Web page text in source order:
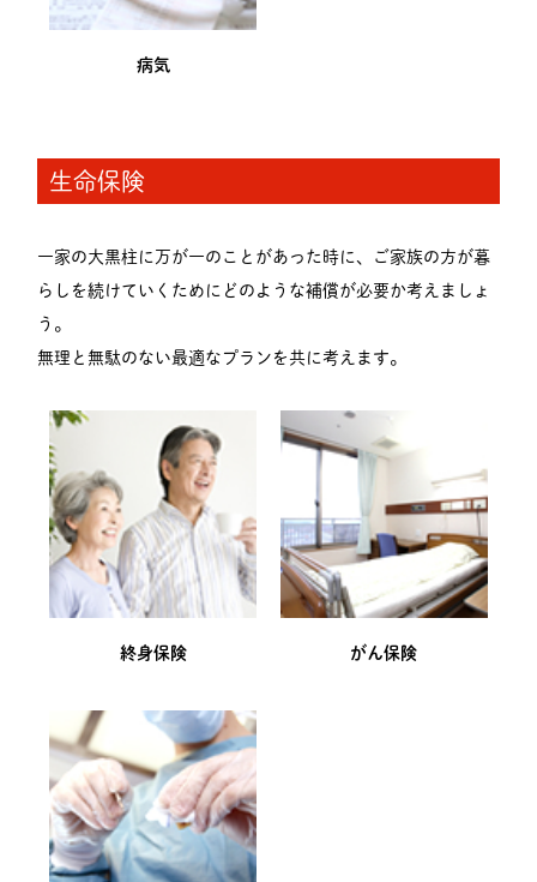
病気
生命保険
一家の大黒柱に万が一のことがあった時に、ご家族の方が暮
らしを続けていくためにどのような補償が必要か考えましょ
う。
無理と無駄のない最適なプランを共に考えます。
終身保険 がん保険